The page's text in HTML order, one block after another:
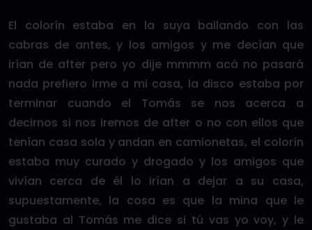
El colorín estaba en la suya bailando con las
cabras de antes, y los amigos y me decían que
irían de after pero yo dije mmmm acá no pasará
nada prefiero irme a mi casa, la disco estaba por
terminar cuando el Tomás se nos acerca a
decirnos si nos iremos de after o no con ellos que
tenían casa sola y andan en camionetas, el colorín
estaba muy curado y drogado y los amigos que
vivían cerca de él lo irían a dejar a su casa,
supuestamente, la cosa es que la mina que le
gustaba al Tomás me dice si tú vas yo voy, y le